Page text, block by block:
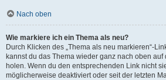
Nach oben
Wie markiere ich ein Thema als neu?
Durch Klicken des „Thema als neu markieren“-
kannst du das Thema wieder ganz nach oben
holen. Wenn du den entsprechenden Link nicht
möglicherweise deaktiviert oder seit der letzten